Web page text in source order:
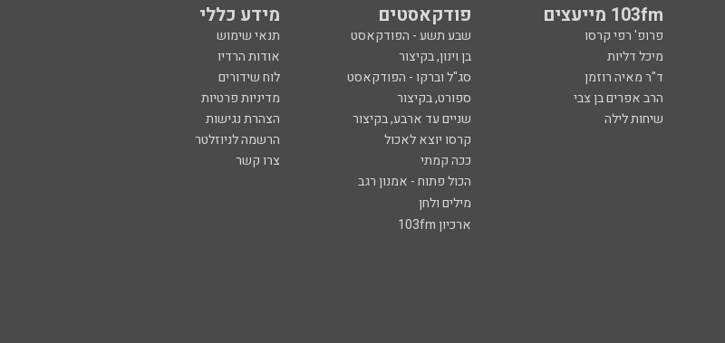
103fm מייעצים פודקאסטים מידע כללי
פרופ' רפי קרסו שבע תשע - הפודקאסט
תנאי שימוש
מיכל דליות בן וינון, בקיצור
אודות הרדיו
ד"ר מאיה רוזמן סג"ל וברקו - הפודקאסט
לוח שידורים
הרב אפרים בן צבי ספורט, בקיצור
מדיניות פרטיות
שיחות לילה שניים עד ארבע, בקיצור
הצהרת נגישות
קרסו יוצא לאכול
הרשמה לניוזלטר
ככה קמתי
צרו קשר
הכול פתוח - אמנון רגב
מילים ולחן
ארכיון 103fm